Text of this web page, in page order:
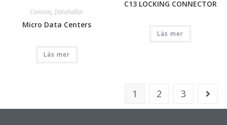
Cannon, Datahallar
Micro Data Centers
Läs mer
C13 LOCKING CONNECTOR
Läs mer
1 2 3